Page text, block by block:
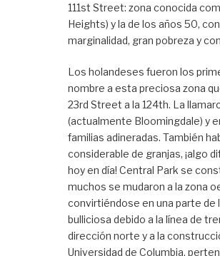
111st Street: zona conocida
Heights) y la de los años 50,
marginalidad, gran pobreza y
Los holandeses fueron los
nombre a esta preciosa zona
23rd Street a la 124th. La
(actualmente Bloomingdale) y
familias adineradas. También
considerable de granjas, ¡algo
hoy en día! Central Park se
muchos se mudaron a la zona
convirtiéndose en una parte de
bulliciosa debido a la línea de
dirección norte y a la
Universidad de Columbia,